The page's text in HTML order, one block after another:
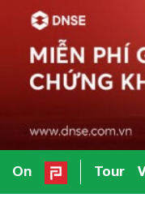
On Tour